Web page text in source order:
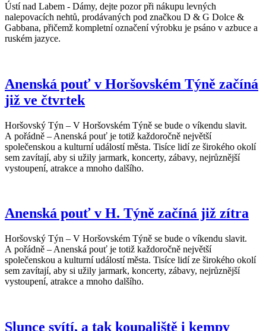
Ústí nad Labem - Dámy, dejte pozor při nákupu levných
nalepovacích nehtů, prodávaných pod značkou D & G Dolce &
Gabbana, přičemž kompletní označení výrobku je psáno v azbuce a
ruském jazyce.
Anenská pouť v Horšovském Týně začíná
již ve čtvrtek
Horšovský Týn – V Horšovském Týně se bude o víkendu slavit.
A pořádně – Anenská pouť je totiž každoročně největší
společenskou a kulturní událostí města. Tisíce lidí ze širokého okolí
sem zavítají, aby si užily jarmark, koncerty, zábavy, nejrůznější
vystoupení, atrakce a mnoho dalšího.
Anenská pouť v H. Týně začíná již zítra
Horšovský Týn – V Horšovském Týně se bude o víkendu slavit.
A pořádně – Anenská pouť je totiž každoročně největší
společenskou a kulturní událostí města. Tisíce lidí ze širokého okolí
sem zavítají, aby si užily jarmark, koncerty, zábavy, nejrůznější
vystoupení, atrakce a mnoho dalšího.
Slunce svítí, a tak koupaliště i kempy